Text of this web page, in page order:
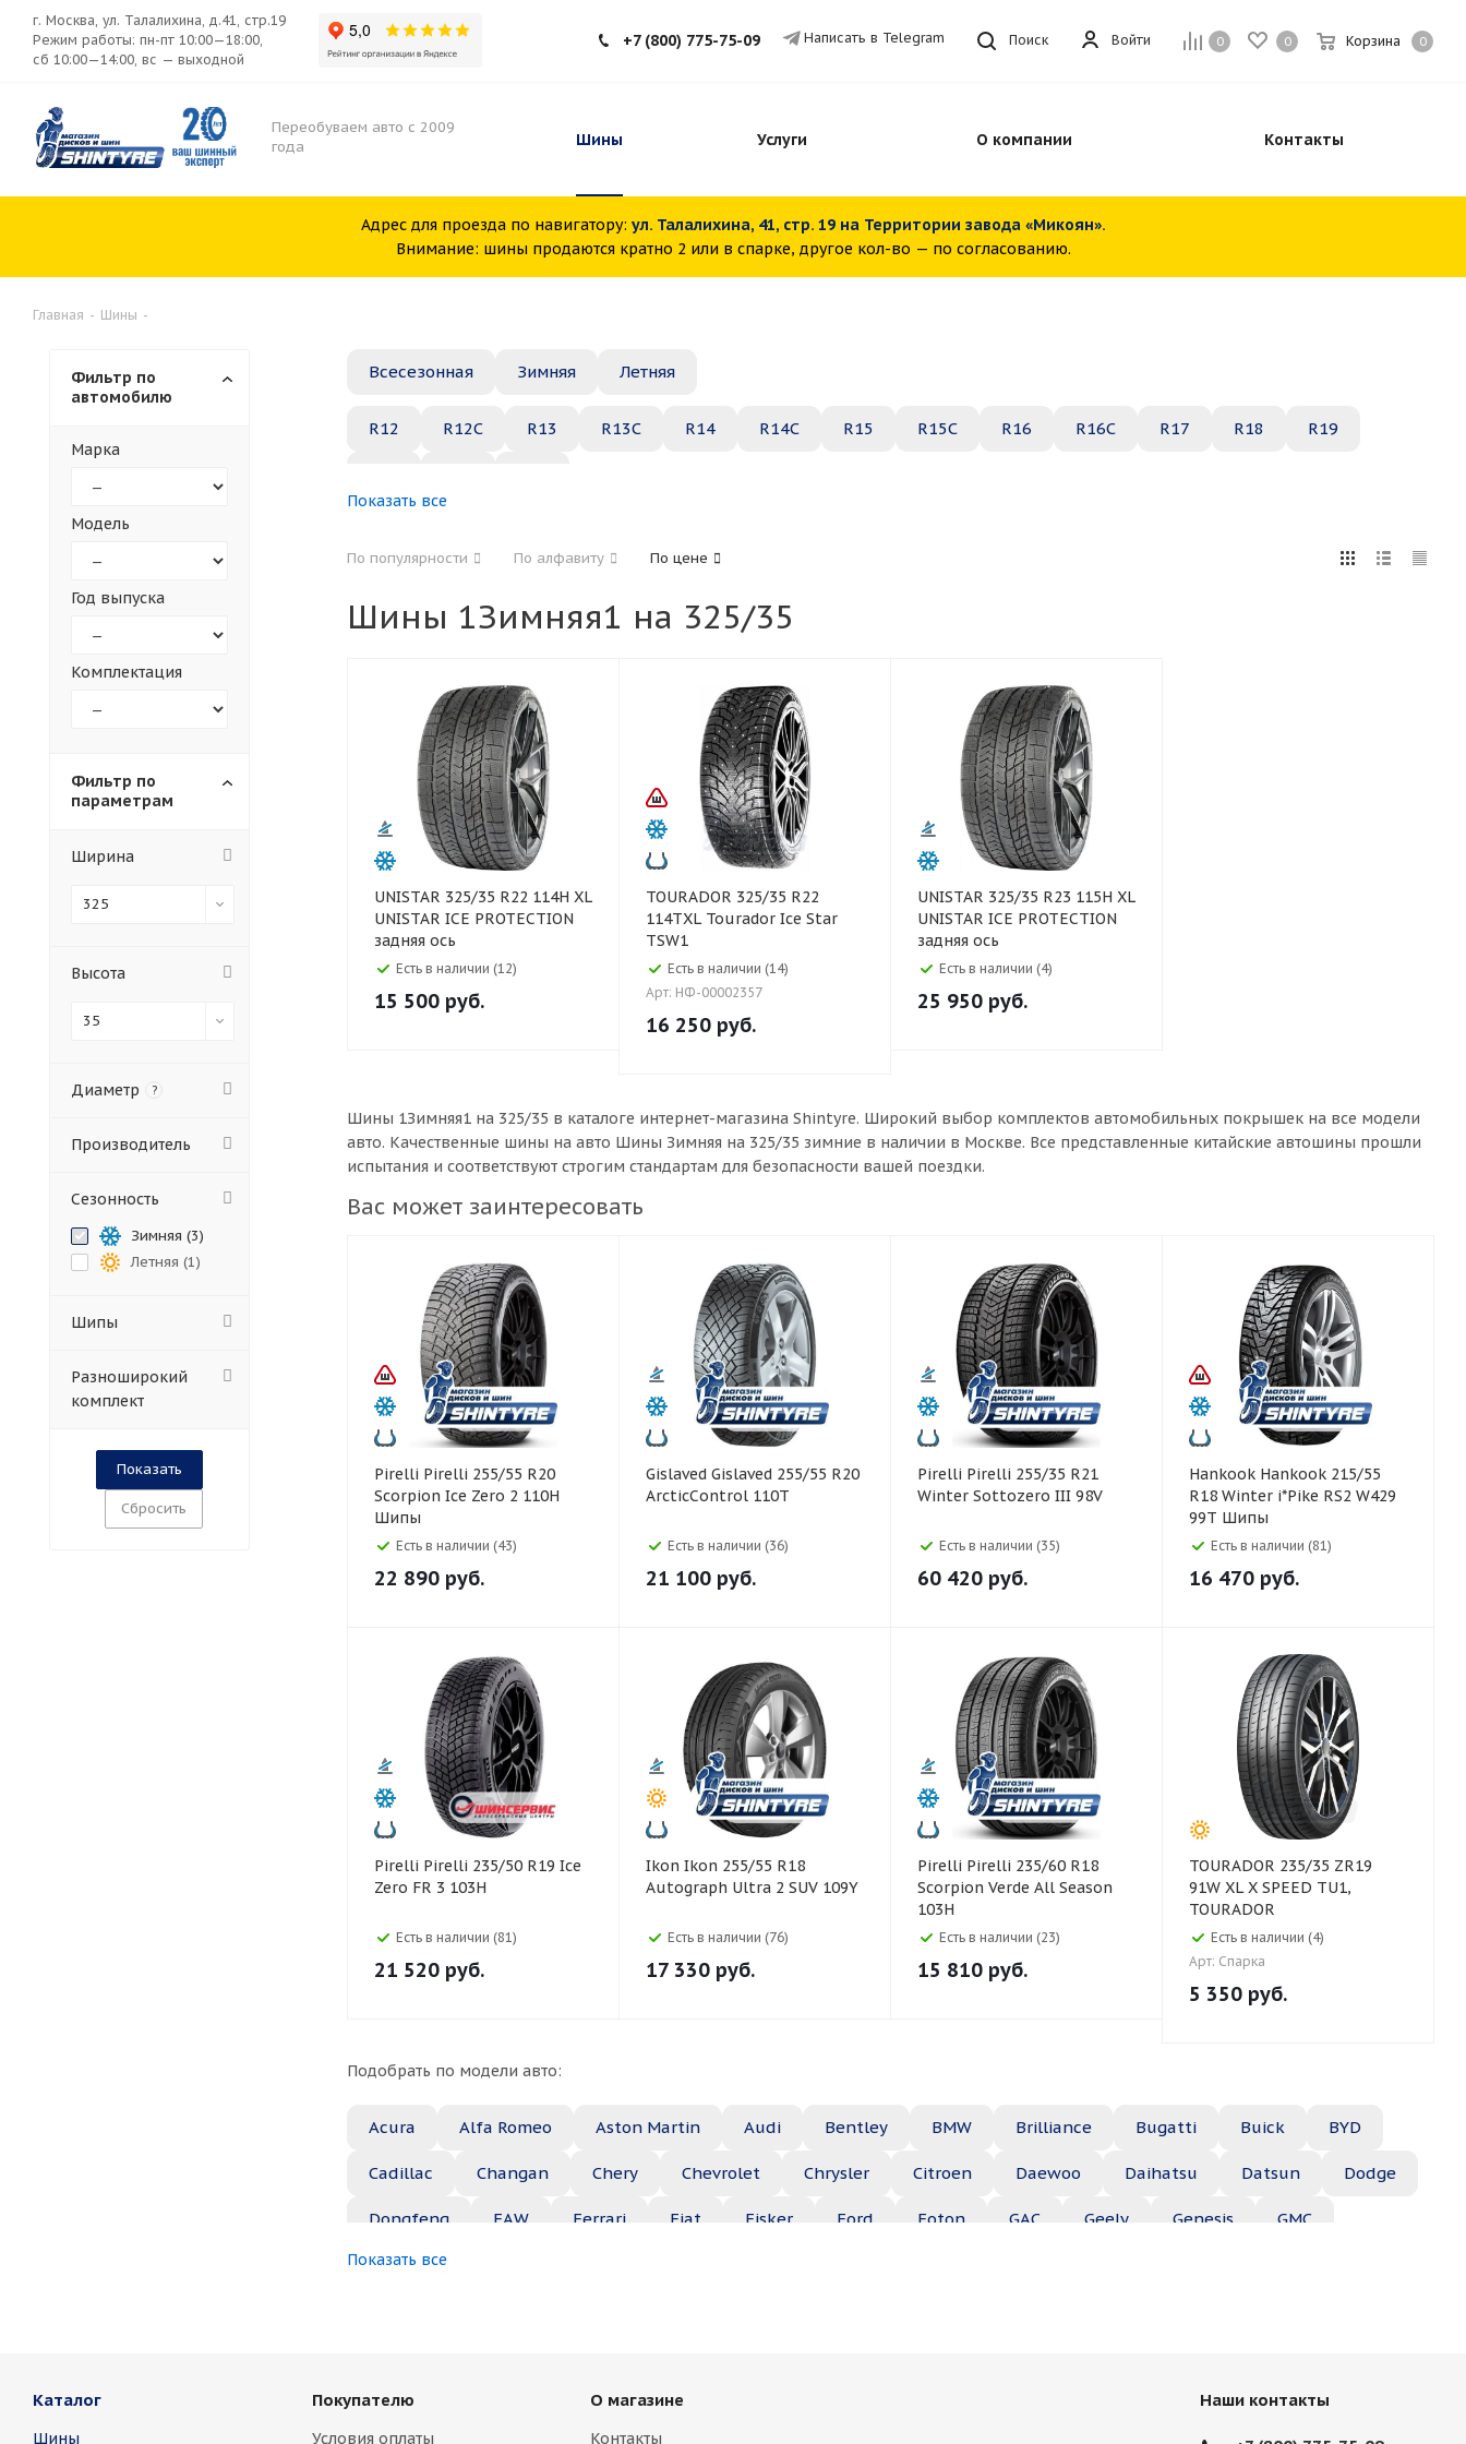
0 0 Корзина 0
Войти
г. Москва, ул. Талалихина, д.41, стр.19
Режим работы: пн-пт 10:00—18:00,
сб 10:00—14:00, вс — выходной
Поиск
+7 (800) 775-75-09 Написать в Telegram
Переобуваем авто с 2009
года
Шины Услуги О компании Контакты
Адрес для проезда по навигатору: ул. Талалихина, 41, стр. 19 на Территории завода «Микоян».
Внимание: шины продаются кратно 2 или в спарке, другое кол-во — по согласованию.
Главная - Шины -
Всесезонная Зимняя Летняя
R12 R12C R13 R13C R14 R14C R15 R15C R16 R16C R17 R18 R19
30 35 40 45 45 50 55
Показать все
По популярности По алфавиту По цене
Шины 1Зимняя1 на 325/35
UNISTAR 325/35 R22 114H XL
UNISTAR ICE PROTECTION
задняя ось
Есть в наличии (12)
15 500 руб.
TOURADOR 325/35 R22
114TXL Tourador Ice Star
TSW1
Есть в наличии (14)
Арт: НФ-00002357
16 250 руб.
UNISTAR 325/35 R23 115H XL
UNISTAR ICE PROTECTION
задняя ось
Есть в наличии (4)
25 950 руб.
Шины 1Зимняя1 на 325/35 в каталоге интернет-магазина Shintyre. Широкий выбор комплектов автомобильных покрышек на все модели
авто. Качественные шины на авто Шины Зимняя на 325/35 зимние в наличии в Москве. Все представленные китайские автошины прошли
испытания и соответствуют строгим стандартам для безопасности вашей поездки.
Вас может заинтересовать
Pirelli Pirelli 255/55 R20
Scorpion Ice Zero 2 110H
Шипы
Есть в наличии (43)
22 890 руб.
Gislaved Gislaved 255/55 R20
ArcticControl 110T
Есть в наличии (36)
21 100 руб.
Pirelli Pirelli 255/35 R21
Winter Sottozero III 98V
Есть в наличии (35)
60 420 руб.
Hankook Hankook 215/55
R18 Winter i*Pike RS2 W429
99T Шипы
Есть в наличии (81)
16 470 руб.
Pirelli Pirelli 235/50 R19 Ice
Zero FR 3 103H
Есть в наличии (81)
21 520 руб.
Ikon Ikon 255/55 R18
Autograph Ultra 2 SUV 109Y
Есть в наличии (76)
17 330 руб.
Pirelli Pirelli 235/60 R18
Scorpion Verde All Season
103H
Есть в наличии (23)
15 810 руб.
TOURADOR 235/35 ZR19
91W XL X SPEED TU1,
TOURADOR
Есть в наличии (4)
Арт: Спарка
5 350 руб.
Подобрать по модели авто:
Acura Alfa Romeo Aston Martin Audi Bentley BMW Brilliance Bugatti Buick BYD
Cadillac Changan Chery Chevrolet Chrysler Citroen Daewoo Daihatsu Datsun Dodge
Dongfeng FAW Ferrari Fiat Fisker Ford Foton GAC Geely Genesis GMC
Great Wall
Nissan Opel Peugeot Renault Rolls-Royce
Показать все
Фильтр по
автомобилю
Марка
Модель
Год выпуска
Комплектация
Фильтр по
параметрам
Ширина
325
Высота
35
Диаметр ?
Производитель
Сезонность
Зимняя (3)
Летняя (1)
Шипы
Разноширокий
комплект
Сбросить
Каталог
Шины
Покупателю
Условия оплаты
О магазине
Контакты
Наши контакты